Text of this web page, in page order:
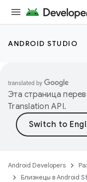
ANDROID STUDIO
Эта страница
Translation API.
Android Developers
Близнецы в Android